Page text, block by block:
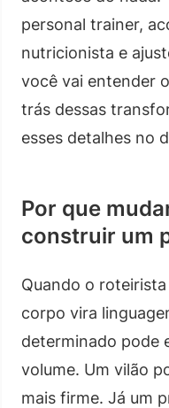
personal trainer,
nutricionista e
você vai entender
trás dessas
esses detalhes no
Por que
construir um
Quando o
corpo vira
determinado pode
volume. Um vilão
mais firme. Já um